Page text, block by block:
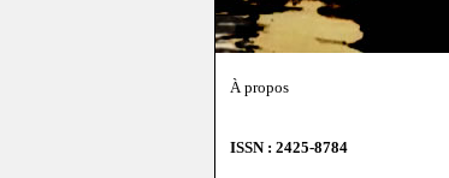
À propos
ISSN : 2425-8784